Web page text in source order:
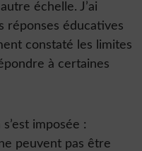
échelle. J’ai
réponses éducatives
constaté les limites
à certaines
imposée :
peuvent pas être